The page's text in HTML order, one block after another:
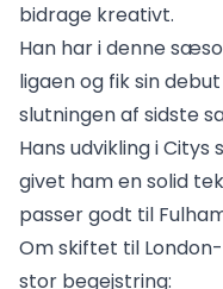
bidrage kreativt.
Han har i denne
ligaen og fik sin
slutningen af sidste
Hans udvikling i
givet ham en solid
passer godt til
Om skiftet til
stor begejstring: